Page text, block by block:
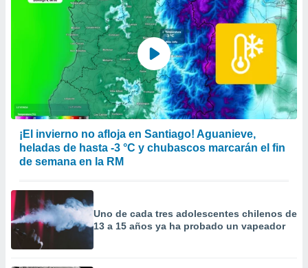
¡El invierno no afloja en Santiago! Aguanieve,
heladas de hasta -3 °C y chubascos marcarán el fin
de semana en la RM
Uno de cada tres adolescentes chilenos de
13 a 15 años ya ha probado un vapeador